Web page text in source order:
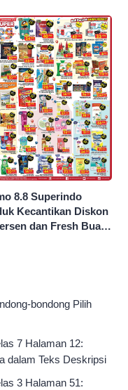
8.8 Superindo
Kecantikan Diskon
dan Fresh Buah
bondong Pilih
7 Halaman 12:
dalam Teks Deskripsi
3 Halaman 51: